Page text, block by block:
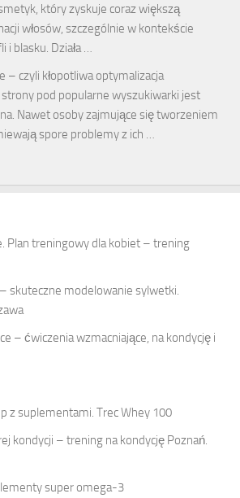
który zyskuje coraz większą
włosów, szczególnie w kontekście
i blasku. Działa …
– czyli kłopotliwa optymalizacja
strony pod popularne wyszukiwarki jest
Nawet osoby zajmujące się tworzeniem
spore problemy z ich …
Plan treningowy dla kobiet – trening
– skuteczne modelowanie sylwetki.
– ćwiczenia wzmacniające, na kondycję i
z suplementami. Trec Whey 100
kondycji – trening na kondycję Poznań.
super omega-3